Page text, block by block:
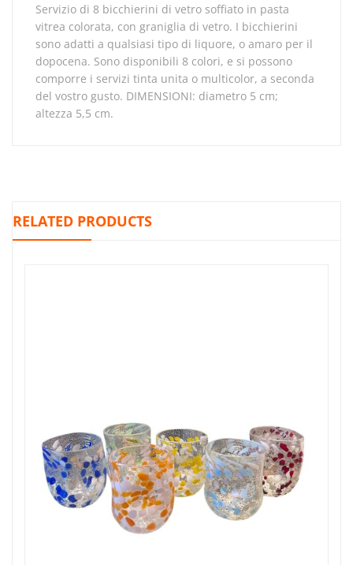
Servizio di 8 bicchierini di vetro soffiato in pasta
vitrea colorata, con graniglia di vetro. I bicchierini
sono adatti a qualsiasi tipo di liquore, o amaro per il
dopocena. Sono disponibili 8 colori, e si possono
comporre i servizi tinta unita o multicolor, a seconda
del vostro gusto. DIMENSIONI: diametro 5 cm;
altezza 5,5 cm.
RELATED PRODUCTS